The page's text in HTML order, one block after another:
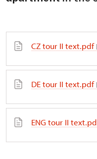
CZ tour II text.pdf
DE tour II text.pdf
ENG tour II